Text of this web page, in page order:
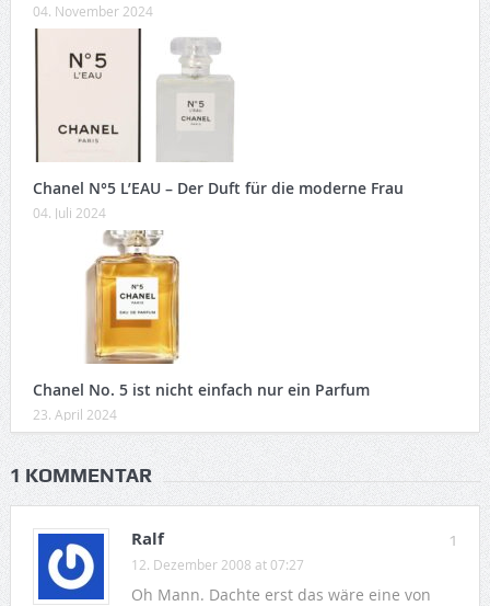
04. November 2024
Chanel N°5 L’EAU – Der Duft für die moderne Frau
04. Juli 2024
Chanel No. 5 ist nicht einfach nur ein Parfum
23. April 2024
1 KOMMENTAR
1
Ralf
12. Dezember 2008 at 07:27
Oh Mann. Dachte erst das wäre eine von